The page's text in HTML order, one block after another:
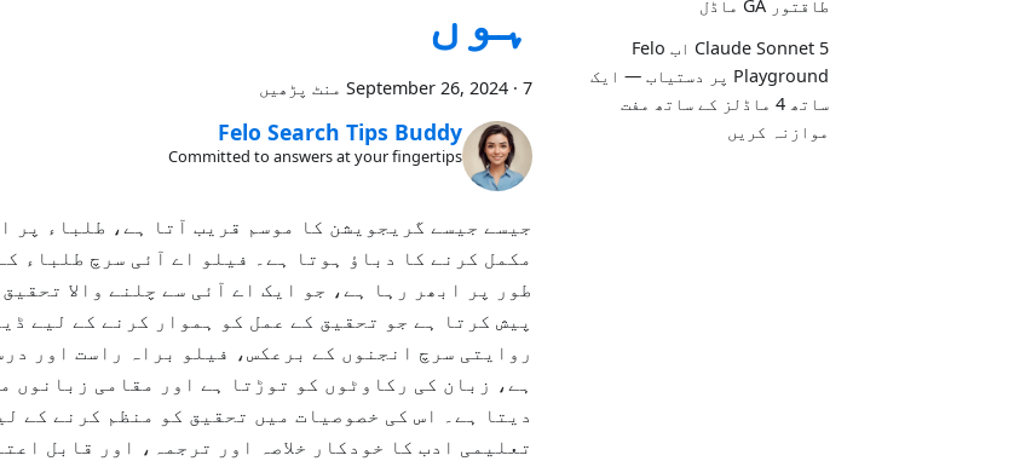
طاقتور GA ماڈل
Claude Sonnet 5 اب Felo
Playground پر دستیاب — ایک
ساتھ 4 ماڈلز کے ساتھ مفت
موازنہ کریں
ہوں
September 26, 2024 · 7 منٹ پڑھیں
Felo Search Tips Buddy
Committed to answers at your fingertips
جیسے جیسے گریجویشن کا موسم قریب آتا ہے، طلباء پر
مکمل کرنے کا دباؤ ہوتا ہے۔ فیلو اے آئی سرچ طلباء
طور پر ابھر رہا ہے، جو ایک اے آئی سے چلنے والا
پیش کرتا ہے جو تحقیق کے عمل کو ہموار کرنے کے لیے
روایتی سرچ انجنوں کے برعکس، فیلو براہ راست اور
ہے، زبان کی رکاوٹوں کو توڑتا ہے اور مقامی زبانوں
دیتا ہے۔ اس کی خصوصیات میں تحقیق کو منظم کرنے کے
تعلیمی ادب کا خودکار خلاصہ اور ترجمہ، اور قابل